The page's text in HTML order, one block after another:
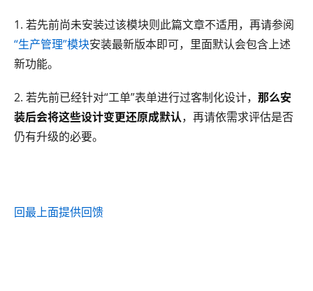
1. 若先前尚未安装过该模块则此篇文章不适用，再请参阅
“生产管理”模块安装最新版本即可，里面默认会包含上述
新功能。
2. 若先前已经针对“工单”表单进行过客制化设计， 那么安
装后会将这些设计变更还原成默认，再请依需求评估是否
仍有升级的必要。
回最上面提供回馈